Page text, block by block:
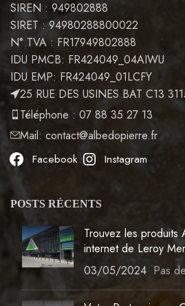
SIREN : 949802888
SIRET : 94980288800022
N° TVA : FR17949802888
IDU PMCB: FR424049_04AIWU
IDU EMP: FR424049_01LCFY
25 RUE DES USINES BAT C13
Téléphone : 07 88 35 27 13
Mail: contact@albedopierre.fr
Facebook
Instagram
POSTS RÉCENTS
Trouvez les produits
internet de Leroy
03/05/2024 Pas